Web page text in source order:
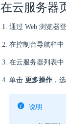
在云服务器
通过 Web 浏览器
在控制台导航栏中
在云服务器列表中
单击 更多操作 ，
说明